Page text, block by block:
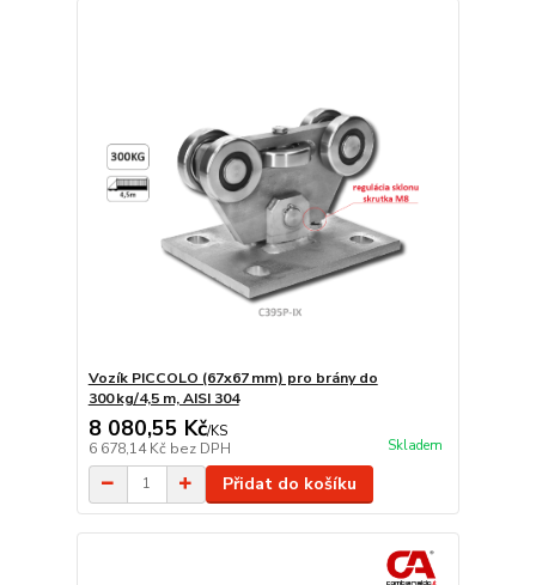
Vozík PICCOLO (67x67 mm) pro brány do
300 kg/4,5 m, AISI 304
8 080,55 Kč/KS
6 678,14 Kč bez DPH Skladem
Přidat do košíku